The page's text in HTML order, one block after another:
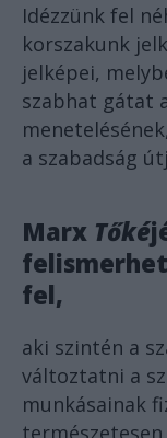
Idézzünk fel
korszakunk
jelképei,
szabhat gátat
a szabadság
Marx Tőké
fel,
aki szintén a
változtatni a
munkásainak